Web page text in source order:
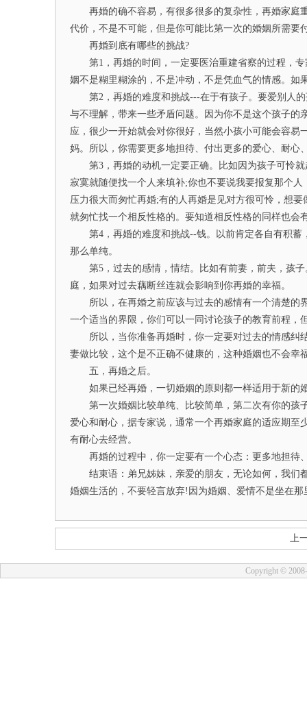
再婚的确不容易，有很多很多的复杂性，再婚家庭
代价，不是不可能，但是你可能比第一次的婚姻所需要
再婚到底有哪些的挑战?
第1，再婚的时间，一定要医治重建省察的过程，专
姻不是糊里糊涂的，不是冲动，不是凭血气的情感。
第2，再婚的难度和挑战---在于有孩子。要爱别人的
与不理解，带来一些矛盾问题。因为你不是这个孩子
应，很少一开始就会对你很好，当然小孩小可能会容
妈。所以，你需要更多地担待、付出更多的爱心、耐心
第3，再婚的动机一定要正确。比如因为孩子可怜就
寂寞就随便找一个人来填补;你也不要说我要报复那个
压力很大而匆忙再婚;有的人再婚是见对方很可怜，想
就匆忙找一个相反性格的。要知道相反性格的同样也会
第4，再婚的难度和挑战--钱。以前肯定各自有积蓄
那么单纯。
第5，过去的感情，情结。比如有前妻，前夫，孩子
庭，如果对过去藕断丝连就会影响到你再婚的幸福。
所以，在再婚之前应该与过去的感情有一个清楚的
一个适当的界限，你们可以一同讨论孩子的教育前程
所以，当你准备再婚时，你一定要对过去的情感纠
妻做比较，这个是不正确不健康的，这种婚姻也不会幸
五，再婚之后。
如果已经再婚，一切婚姻的原则都一样适用于新的
第一次婚姻比较单纯、比较简单，第二次有你的孩
爱心和耐心，据专家说，通常一个再婚家庭的适应期至
有耐心去经营。
再婚的过程中，你一定要有一个心态：更多地担待
结束语：弟兄姊妹，亲爱的朋友，无论如何，我们
婚姻生活的，不要轻言放弃!因为婚姻、爱情不是坐在
上
Copyright ©